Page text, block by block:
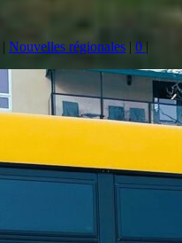
| Nouvelles régionales | 0 |